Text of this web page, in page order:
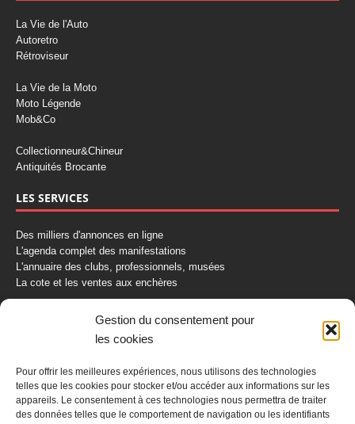
Gestion du consentement pour
les cookies
Pour offrir les meilleures expériences, nous utilisons des technologies
telles que les cookies pour stocker et/ou accéder aux informations sur les
appareils. Le consentement à ces technologies nous permettra de traiter
des données telles que le comportement de navigation ou les identifiants
La Vie de l'Auto
Autoretro
Rétroviseur
La Vie de la Moto
Moto Légende
Mob&Co
Collectionneur&Chineur
Antiquités Brocante
LES SERVICES
Des milliers d'annonces en ligne
L'agenda complet des manifestations
L'annuaire des clubs, professionnels, musées
La cote et les ventes aux enchères
La Boutique du Collectionneur
AUTORETRO